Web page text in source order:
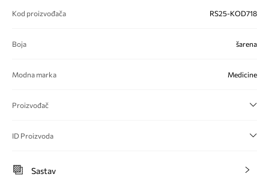
Kod proizvođača RS25-KOD718
Boja šarena
Modna marka Medicine
Proizvođač
ID Proizvoda
Sastav